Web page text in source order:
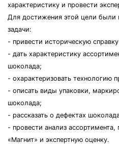
характеристику и провести
Для достижения этой цели были
задачи:
- привести историческую
- дать характеристику
шоколада;
- охарактеризовать технологию
- описать виды упаковки,
шоколада;
- рассказать о дефектах
- провести анализ
«Магнит» и экспертную оценку.